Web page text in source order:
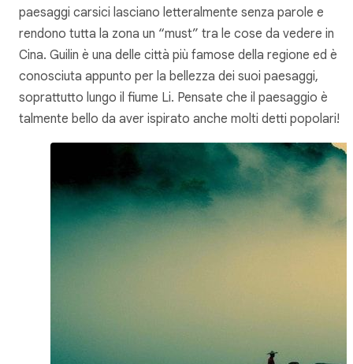
paesaggi carsici lasciano letteralmente senza parole e
rendono tutta la zona un “must” tra le cose da vedere in
Cina. Guilin è una delle città più famose della regione ed è
conosciuta appunto per la bellezza dei suoi paesaggi,
soprattutto lungo il fiume Li. Pensate che il paesaggio è
talmente bello da aver ispirato anche molti detti popolari!